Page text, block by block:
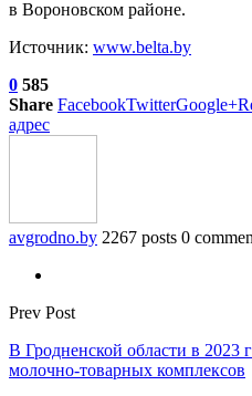
в Вороновском районе.
Источник: www.belta.by
0 585
Share FacebookTwitterGoogle+
адрес
avgrodno.by 2267 posts 0
Prev Post
В Гродненской области в 2023
молочно-товарных комплексов